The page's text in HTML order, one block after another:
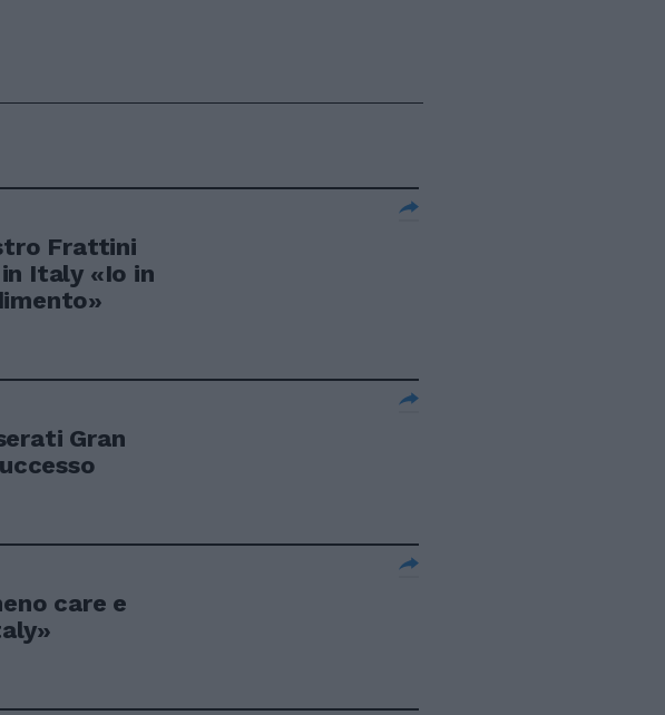
Frattini
Italy «Io in
Gran
care e